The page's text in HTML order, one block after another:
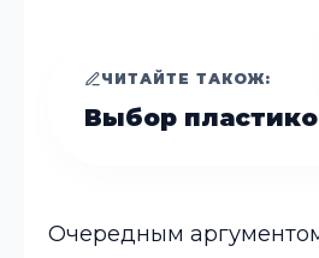
ЧИТАЙТЕ ТАКОЖ:
Выбор
Очередным